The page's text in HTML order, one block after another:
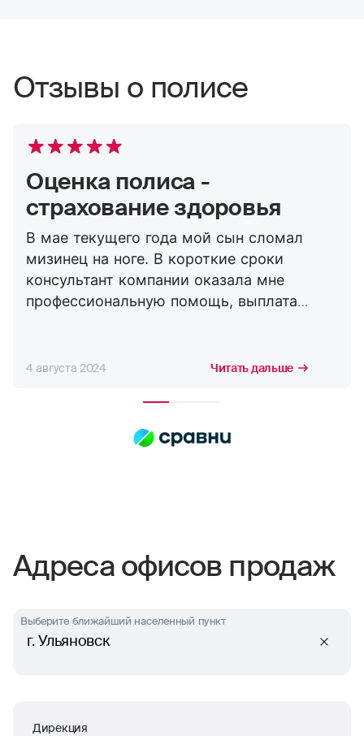
Отзывы о полисе
Оценка полиса -
страхование здоровья
В мае текущего года мой сын сломал
мизинец на ноге. В короткие сроки
консультант компании оказала мне
профессиональную помощь, выплата
травме, никогда никаких проблем не
4 августа 2024 Читать дальше
Адреса офисов продаж
г. Ульяновск
Выберите ближайший населенный пункт
Дирекция